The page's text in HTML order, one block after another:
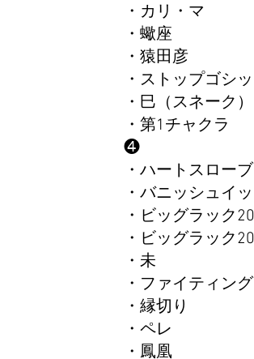
・カリ・マ ​
・蠍座​
・猿田彦​
・ストップゴ
・巳（スネー
・第1チャクラ
❹
・ハートスローブ
・バニッシュイ
・ビッグラック
・ビッグラック
・未
・ファイティン
・縁切り
・ペレ
・鳳凰